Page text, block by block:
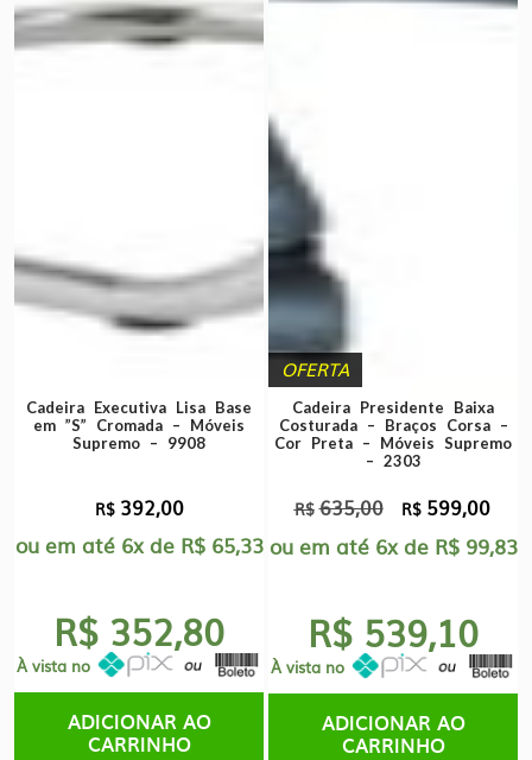
Cadeira Executiva Lisa Base
em ”S” Cromada – Móveis
Supremo – 9908
R$ 392,00
ou em até 6x de R$ 65,33
R$ 352,80
À vista no
ADICIONAR AO
CARRINHO
OFERTA
Cadeira Presidente Baixa
Costurada – Braços Corsa –
Cor Preta – Móveis Supremo
– 2303
R$ 635,00
O
preço
R$635,00.
R$ 599,00
ou em até 6x de R$ 99,83
R$ 539,10
À vista no
ADICIONAR AO
CARRINHO